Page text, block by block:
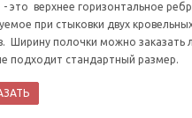
- это верхнее горизонтальное
при стыковки двух
Ширину полочки можно заказать
подходит стандартный размер.